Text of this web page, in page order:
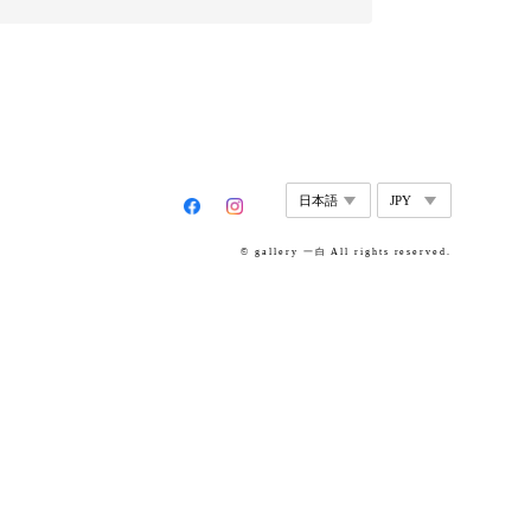
© gallery 一白 All rights reserved.